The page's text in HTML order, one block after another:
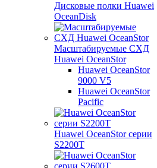
Дисковые полки Huawei
OceanDisk
Масштабируемые СХД
Huawei OceanStor
Huawei OceanStor
9000 V5
Huawei OceanStor
Pacific
Huawei OceanStor серии
S2200T